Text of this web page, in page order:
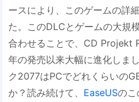
ースにより、このゲームの詳
た。このDLCとゲームの大規
合わせることで、CD Projekt
年の発売以来大幅に進化しま
ク2077はPCでどれくらいの
か？読み続けて、 EaseUSのこ